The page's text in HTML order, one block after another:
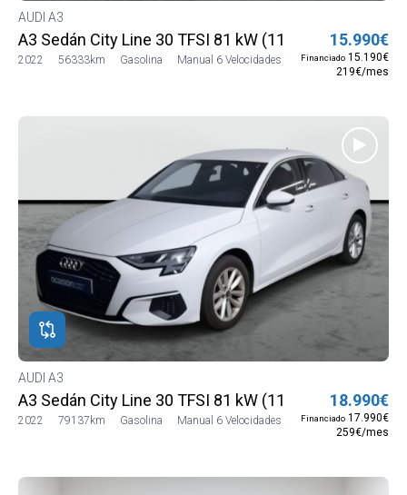
AUDI A3
A3 Sedán City Line 30 TFSI 81 kW (110 CV)
2022 56333km Gasolina Manual 6 Velocidades
15.990€
Financiado 15.190€
219€/mes
AUDI A3
A3 Sedán City Line 30 TFSI 81 kW (110 CV)
2022 79137km Gasolina Manual 6 Velocidades
18.990€
Financiado 17.990€
259€/mes